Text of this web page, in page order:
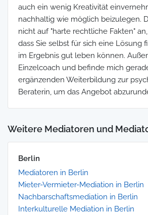
auch ein wenig Kreativität
nachhaltig wie möglich beizulegen.
nicht auf "harte rechtliche Fakten"
dass Sie selbst für sich eine Lösung
im Ergebnis gut leben können.
Einzelcoach und befinde mich
ergänzenden Weiterbildung zur
Beraterin, um das Angebot
Weitere Mediatoren und
Berlin
Mediatoren in Berlin
Mieter-Vermieter-Mediation in Berlin
Nachbarschaftsmediation in Berlin
Interkulturelle Mediation in Berlin